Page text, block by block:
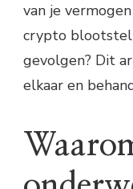
van je
crypto
gevolgen? Dit
elkaar en